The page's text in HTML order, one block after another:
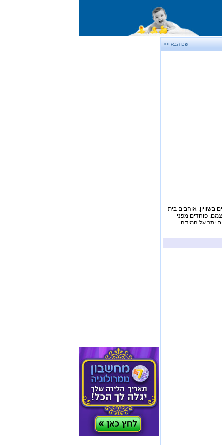
שם הבא >>
בשוויון. אוהבים בית
פוחדים מפני
יתר על המידה.